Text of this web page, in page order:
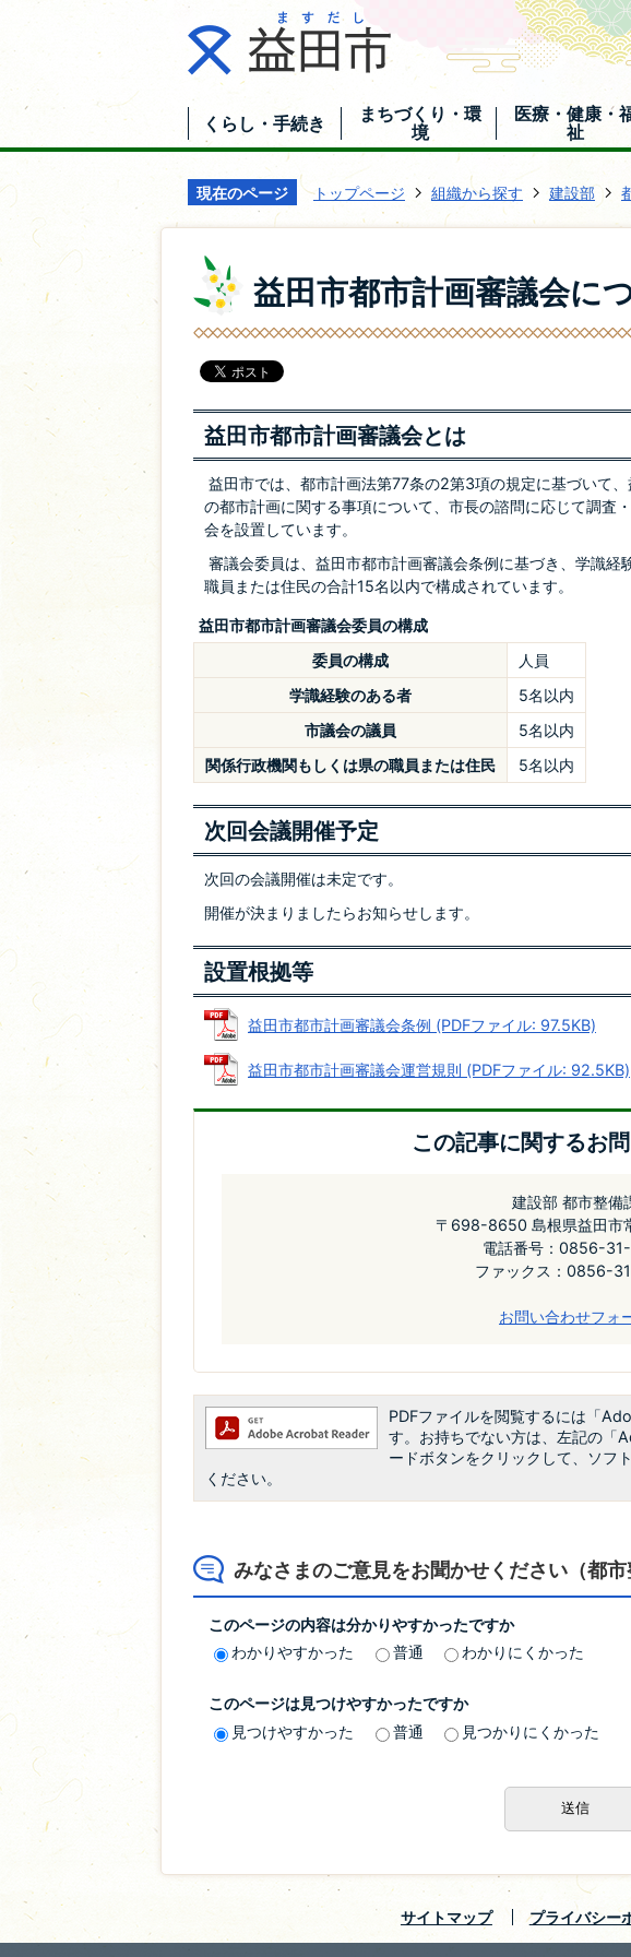
くらし・手続き
まちづくり・環
境
医療・健康・
祉
現在のページ トップページ 組織から探す 建設部
益田市都市計画審議会に
益田市都市計画審議会とは
益田市では、都市計画法第77条の2第3項の規定に基づいて
の都市計画に関する事項について、市長の諮問に応じて調査
会を設置しています。
審議会委員は、益田市都市計画審議会条例に基づき、学識
職員または住民の合計15名以内で構成されています。
益田市都市計画審議会委員の構成
委員の構成
人員
学識経験のある者
5名以内
市議会の議員
5名以内
関係行政機関もしくは県の職員または住民
5名以内
次回会議開催予定
次回の会議開催は未定です。
開催が決まりましたらお知らせします。
設置根拠等
益田市都市計画審議会条例 (PDFファイル: 97.5KB)
益田市都市計画審議会運営規則 (PDFファイル: 92.5KB)
この記事に関するお
建設部 都市整備
〒698-8650 島根県益田市
電話番号：0856-
ファックス：0856-
お問い合わせフォ
PDFファイルを閲覧するには「
す。お持ちでない方は、左記の
ードボタンをクリックして、ソフ
ください。
みなさまのご意見をお聞かせください（都市
このページの内容は分かりやすかったですか
わかりやすかった
普通 わかりにくかった
このページは見つけやすかったですか
見つけやすかった
普通 見つかりにくかった
サイトマップ プライバシー